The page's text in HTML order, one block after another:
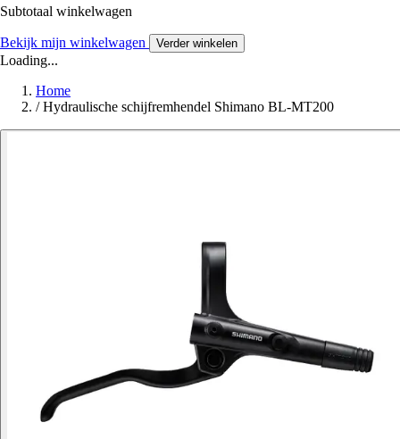
Subtotaal winkelwagen
Bekijk mijn winkelwagen Verder winkelen
Loading...
Home
/ Hydraulische schijfremhendel Shimano BL-MT200